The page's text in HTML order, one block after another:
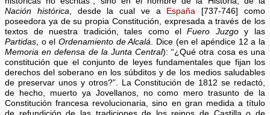
Nación histórica, desde la cual ve a España [737-746] como
poseedora ya de su propia Constitución, expresada a través de los
textos de nuestra tradición, tales como elFuero Juzgoy las
Partidas, o elOrdenamiento de Alcalá. Dice (en el apéndice 12 a la
Memoria en defensa de la Junta Central): “¿Qué otra cosa es una
constitución que el conjunto de leyes fundamentales que fijan los
derechos del soberano en los súbditos y de los medios saludables
de preservar unos y otros?”. La Constitución de 1812 se redactó,
de hecho, muerto ya Jovellanos, no como mero trasunto de la
Constitución francesa revolucionaria, sino en gran medida a título